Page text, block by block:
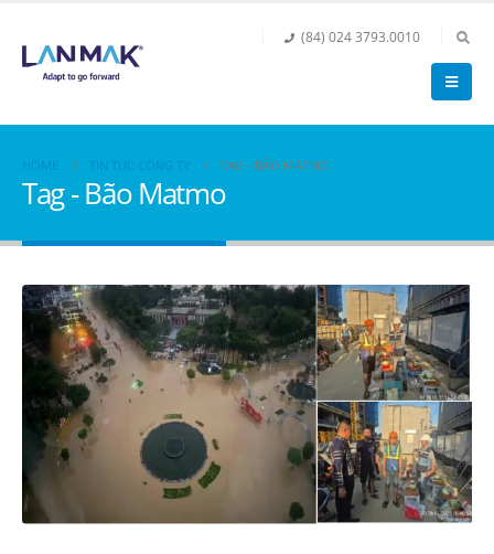
(84) 024 3793.0010
HOME TIN TỨC CÔNG TY TAG - BÃO MATMO
Tag - Bão Matmo